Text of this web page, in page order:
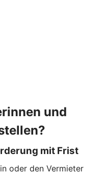
und
mit Frist
oder den Vermieter